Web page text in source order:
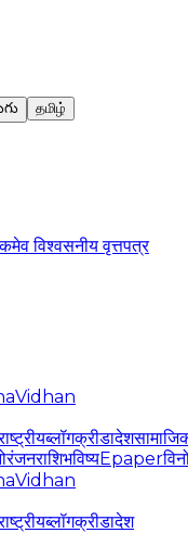
தமிழ்
विश्वसनीय वृत्तपत्र
Vidhan
ब्लॉगक्रीडादेश
राशिभविष्यEpaper
Vidhan
ब्लॉगक्रीडादेश